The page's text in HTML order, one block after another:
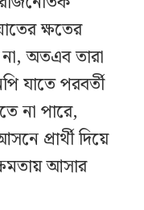
ক্ষতের
অতএব তারা
যাতে পরবর্তী
না পারে,
প্রার্থী দিয়ে
আসার